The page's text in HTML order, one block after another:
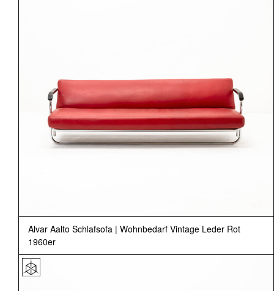
Alvar Aalto Schlafsofa | Wohnbedarf Vintage Leder Rot
1960er